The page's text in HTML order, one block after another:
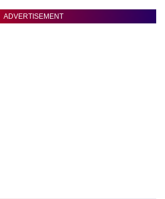
ADVERTISEMENT